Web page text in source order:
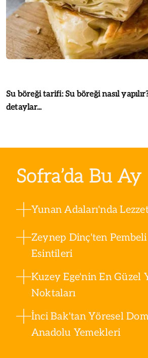
Su böreği tarifi: Su böreği nasıl
detaylar...
Sofra’da Bu Ay
Yunan Adaları'nda
Zeynep Dinç'ten
Esintileri
Kuzey Ege'nin En Güzel
Noktaları
İnci Bak'tan Yöresel
Anadolu Yemekleri